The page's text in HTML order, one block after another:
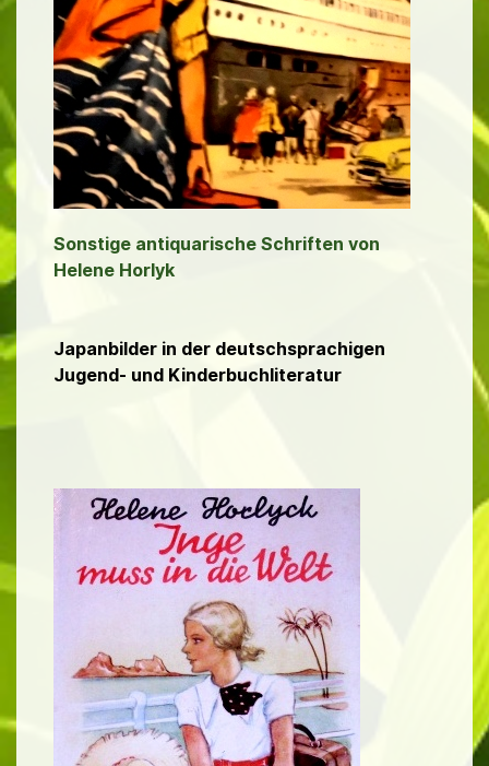
Sonstige antiquarische Schriften von
Helene Horlyk
Japanbilder in der deutschsprachigen
Jugend- und Kinderbuchliteratur